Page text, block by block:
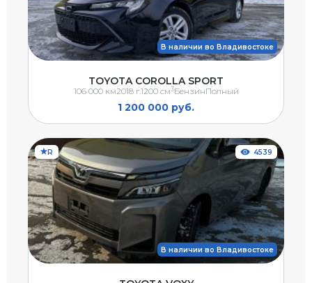
В наличии во Владивостоке
TOYOTA COROLLA SPORT
1 200 000 руб.
106 000 км2018 г.1200 см3БензинПолный
R
В наличии во Владивостоке
4539